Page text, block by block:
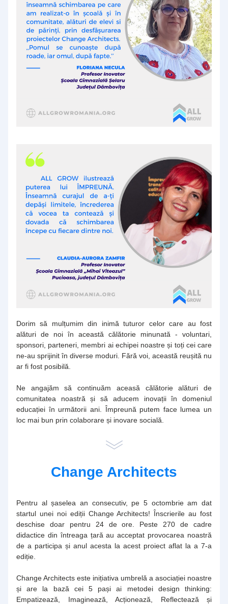
Dorim să mulțumim din inimă tuturor celor care au fost
alături de noi în această călătorie minunată - voluntari,
sponsori, parteneri, membri ai echipei noastre și toți cei care
ne-au sprijinit în diverse moduri. Fără voi, această reușită nu
ar fi fost posibilă.
Ne angajăm să continuăm aceasă călătorie alături de
comunitatea noastră și să aducem inovații în domeniul
educației în următorii ani. Împreună putem face lumea un
loc mai bun prin colaborare și inovare socială.
Change Architects
Pentru al șaselea an consecutiv, pe 5 octombrie am dat
startul unei noi ediții Change Architects! Înscrierile au fost
deschise doar pentru 24 de ore. Peste 270 de cadre
didactice din întreaga țară au acceptat provocarea noastră
de a participa și anul acesta la acest proiect aflat la a 7-a
ediție.
Change Architects este inițiativa umbrelă a asociației noastre
și are la bază cei 5 pași ai metodei design thinking:
Empatizează, Imaginează, Acționează, Reflectează și